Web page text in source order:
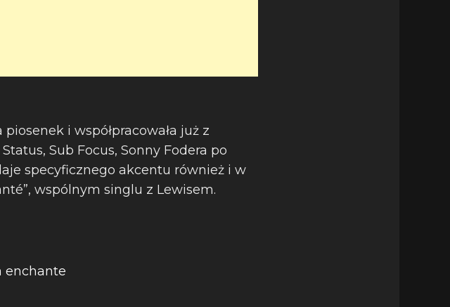
i współpracowała już z
Sub Focus, Sonny Fodera po
specyficznego akcentu również i w
wspólnym singlu z Lewisem.